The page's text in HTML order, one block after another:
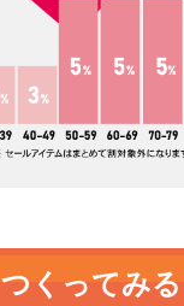
つくってみる